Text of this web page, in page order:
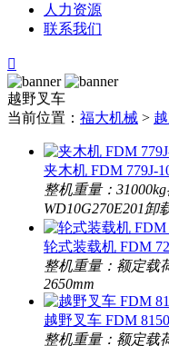
人力资源
联系我们

越野叉车
当前位置： 福大机械 >
夹木机 FDM 779J-
​整机重量： 31000kg
WD10G270E201 卸
轮式装载机 FDM
​整机重量： 额定载
2650mm
越野叉车 FDM
​整机重量： 额定载